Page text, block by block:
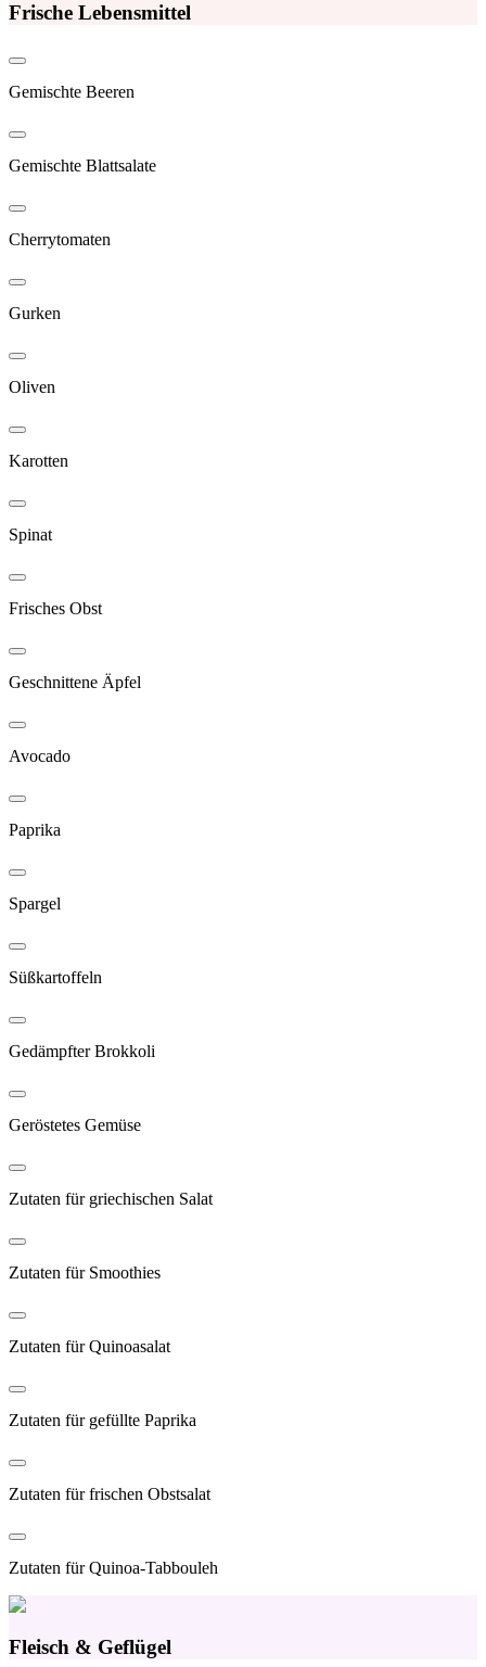
Frische Lebensmittel
Gemischte Beeren
Gemischte Blattsalate
Cherrytomaten
Gurken
Oliven
Karotten
Spinat
Frisches Obst
Geschnittene Äpfel
Avocado
Paprika
Spargel
Süßkartoffeln
Gedämpfter Brokkoli
Geröstetes Gemüse
Zutaten für griechischen Salat
Zutaten für Smoothies
Zutaten für Quinoasalat
Zutaten für gefüllte Paprika
Zutaten für frischen Obstsalat
Zutaten für Quinoa-Tabbouleh
Fleisch & Geflügel